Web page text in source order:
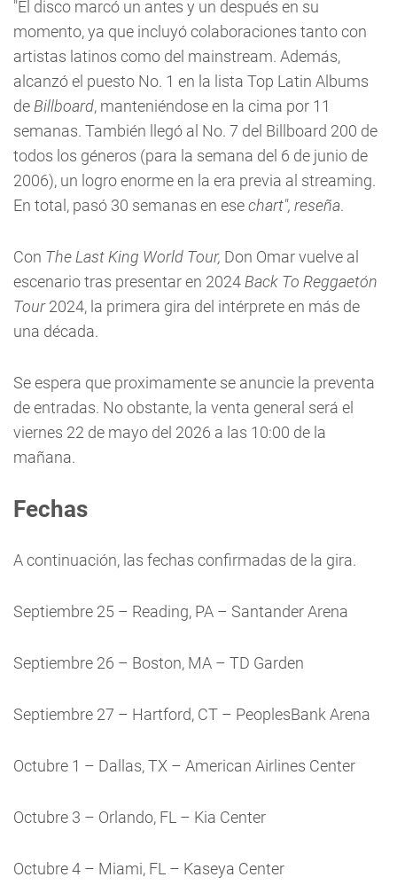
"El disco marcó un antes y un después en su
momento, ya que incluyó colaboraciones tanto con
artistas latinos como del mainstream. Además,
alcanzó el puesto No. 1 en la lista Top Latin Albums
de Billboard, manteniéndose en la cima por 11
semanas. También llegó al No. 7 del Billboard 200 de
todos los géneros (para la semana del 6 de junio de
2006), un logro enorme en la era previa al streaming.
En total, pasó 30 semanas en esechart", reseña.
Con The Last King World Tour, Don Omar vuelve al
escenario tras presentar en 2024 Back To Reggaetón
Tour2024, la primera gira del intérprete en más de
una década.
Se espera que proximamente se anuncie la preventa
de entradas. No obstante, la venta general será el
viernes 22 de mayo del 2026 a las 10:00 de la
mañana.
Fechas
A continuación, las fechas confirmadas de la gira.
Septiembre 25 – Reading, PA – Santander Arena
Septiembre 26 – Boston, MA – TD Garden
Septiembre 27 – Hartford, CT – PeoplesBank Arena
Octubre 1 – Dallas, TX – American Airlines Center
Octubre 3 – Orlando, FL – Kia Center
Octubre 4 – Miami, FL – Kaseya Center